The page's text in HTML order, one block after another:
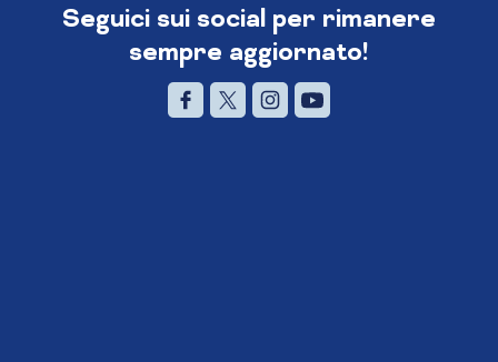
Seguici sui social per rimanere
sempre aggiornato!